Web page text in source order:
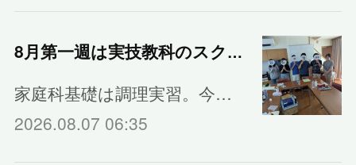
8月第一週は実技教科のスクーリング
家庭科基礎は調理実習。今…
2026.08.07 06:35